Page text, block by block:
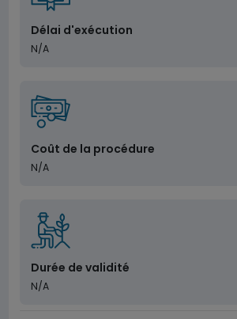
Délai d'exécution
N/A
Coût de la procédure
N/A
Durée de validité
N/A